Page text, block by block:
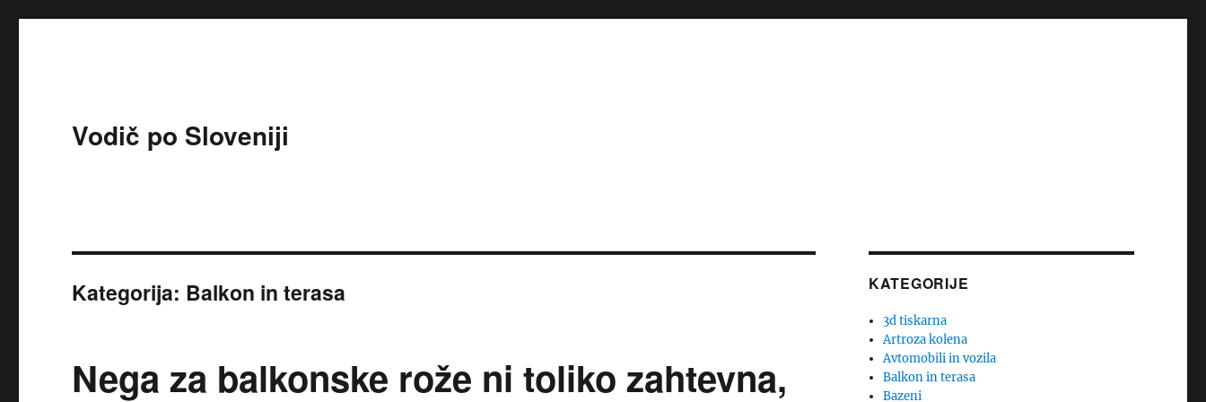
Vodič po Sloveniji
Kategorija: Balkon in terasa
Nega za balkonske rože ni toliko zahtevna,
KATEGORIJE
3d tiskarna
Artroza kolena
Avtomobili in vozila
Balkon in terasa
Bazeni